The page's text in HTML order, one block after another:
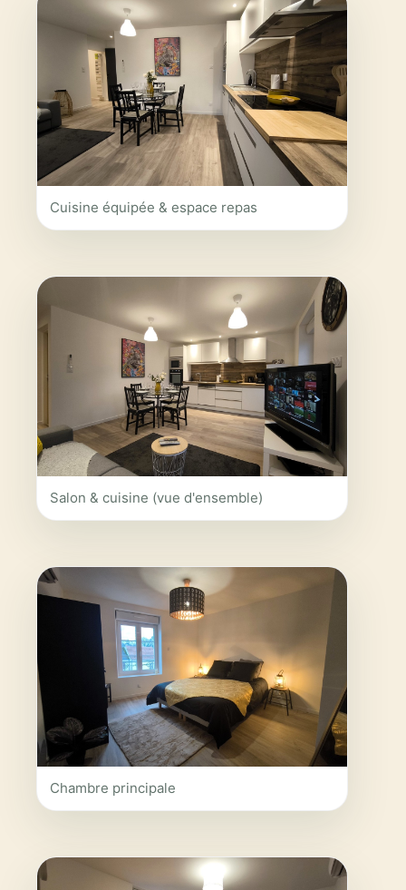
Cuisine équipée & espace repas
Salon & cuisine (vue d'ensemble)
Chambre principale